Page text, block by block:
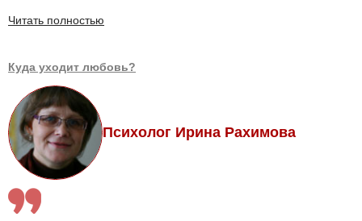
Читать полностью
Куда уходит любовь?
Психолог Ирина Рахимова